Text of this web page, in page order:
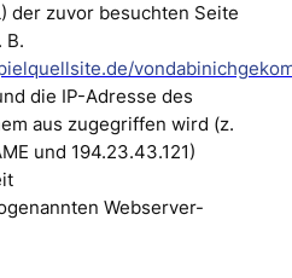
der zuvor besuchten Seite
B.
die IP-Adresse des
aus zugegriffen wird (z.
und 194.23.43.121)
Webserver-